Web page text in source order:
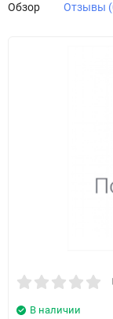
Обзор Отзывы
В наличии